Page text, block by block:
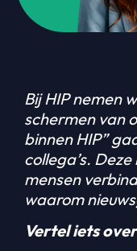
Bij HIP nemen
schermen van
binnen HIP”
collega’s.
mensen
waarom
Vertel iets